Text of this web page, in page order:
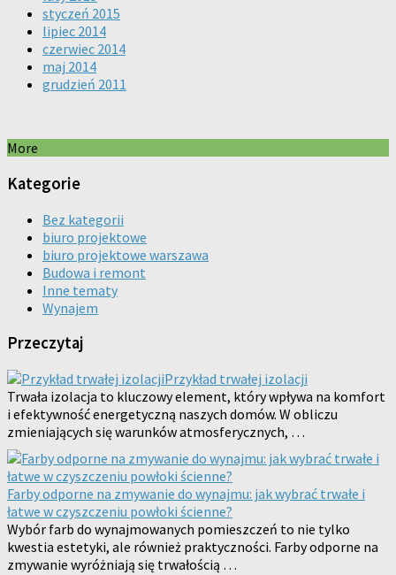
styczeń 2015
lipiec 2014
czerwiec 2014
maj 2014
grudzień 2011
More
Kategorie
Bez kategorii
biuro projektowe
biuro projektowe warszawa
Budowa i remont
Inne tematy
Wynajem
Przeczytaj
Przykład trwałej izolacji
Trwała izolacja to kluczowy element, który wpływa na komfort
i efektywność energetyczną naszych domów. W obliczu
zmieniających się warunków atmosferycznych, …
Farby odporne na zmywanie do wynajmu: jak wybrać trwałe i
łatwe w czyszczeniu powłoki ścienne?
Wybór farb do wynajmowanych pomieszczeń to nie tylko
kwestia estetyki, ale również praktyczności. Farby odporne na
zmywanie wyróżniają się trwałością …